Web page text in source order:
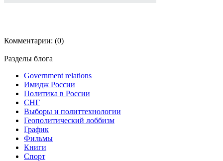
Комментарии: (0)
Разделы блога
Government relations
Имидж России
Политика в России
СНГ
Выборы и политтехнологии
Геополитический лоббизм
График
Фильмы
Книги
Спорт